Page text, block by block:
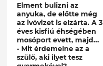
Elment bulizni az
anyuka, de előtte még
az ivóvizet is elzárta. A 3
éves kisfiú éhségében
mosóport evett, majd...
- Mit érdemelne az a
szülő, aki ilyet tesz